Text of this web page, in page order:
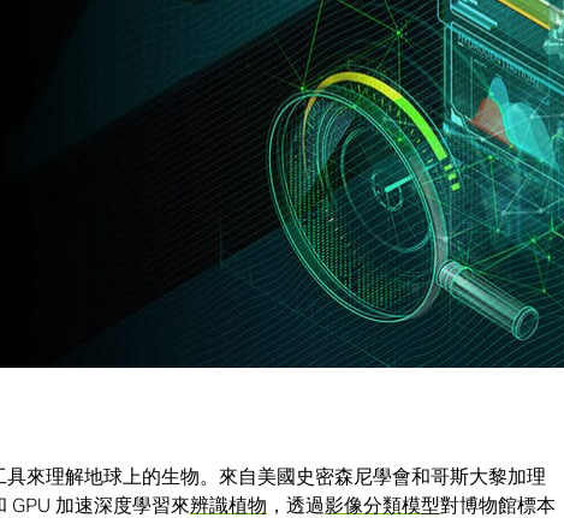
的運作方式，仍然存在著無數未解之謎。多倫多大學的一支團隊
，幫助科學家評估太陽系歷史的理論。
超級電腦上運行的神經網路，使用 NVIDIA GPU，可在短短幾個
量幾乎是科學家在數十年的研究中，以人工方式進行判別之數量
級電腦應用中心裡，研究人員利用深度學習來偵測和分析由黑洞
的科學家們一直都使用 NVIDIA GPU，以求更深入地明白星系的形
來理解地球上的生物。來自美國史密森尼學會和哥斯大黎加理
GPU 加速深度學習來辨識植物 ，透過影像分類模型對博物館標本